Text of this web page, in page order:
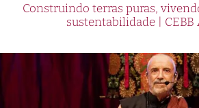
Construindo terras puras,
sustentabilidade |